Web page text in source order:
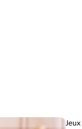
Jeux